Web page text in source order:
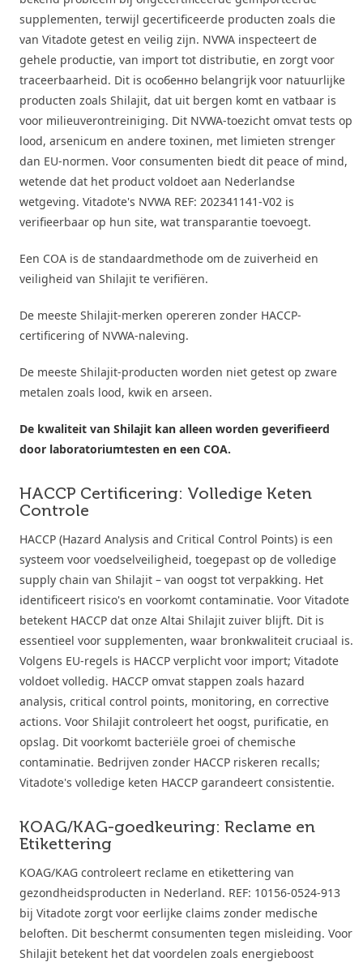
supplementen, terwijl gecertificeerde producten zoals die
van Vitadote getest en veilig zijn. NVWA inspecteert de
gehele productie, van import tot distributie, en zorgt voor
traceerbaarheid. Dit is особенно belangrijk voor natuurlijke
producten zoals Shilajit, dat uit bergen komt en vatbaar is
voor milieuverontreiniging. Dit NVWA-toezicht omvat tests op
lood, arsenicum en andere toxinen, met limieten strenger
dan EU-normen. Voor consumenten biedt dit peace of mind,
wetende dat het product voldoet aan Nederlandse
wetgeving. Vitadote's NVWA REF: 202341141-V02 is
verifieerbaar op hun site, wat transparantie toevoegt.
Een COA is de standaardmethode om de zuiverheid en
veiligheid van Shilajit te verifiëren.
De meeste Shilajit-merken opereren zonder HACCP-
certificering of NVWA-naleving.
De meeste Shilajit-producten worden niet getest op zware
metalen zoals lood, kwik en arseen.
De kwaliteit van Shilajit kan alleen worden geverifieerd
door laboratoriumtesten en een COA.
HACCP Certificering: Volledige Keten
Controle
HACCP (Hazard Analysis and Critical Control Points) is een
systeem voor voedselveiligheid, toegepast op de volledige
supply chain van Shilajit – van oogst tot verpakking. Het
identificeert risico's en voorkomt contaminatie. Voor Vitadote
betekent HACCP dat onze Altai Shilajit zuiver blijft. Dit is
essentieel voor supplementen, waar bronkwaliteit cruciaal is.
Volgens EU-regels is HACCP verplicht voor import; Vitadote
voldoet volledig. HACCP omvat stappen zoals hazard
analysis, critical control points, monitoring, en corrective
actions. Voor Shilajit controleert het oogst, purificatie, en
opslag. Dit voorkomt bacteriële groei of chemische
contaminatie. Bedrijven zonder HACCP riskeren recalls;
Vitadote's volledige keten HACCP garandeert consistentie.
KOAG/KAG-goedkeuring: Reclame en
Etikettering
KOAG/KAG controleert reclame en etikettering van
gezondheidsproducten in Nederland. REF: 10156-0524-913
bij Vitadote zorgt voor eerlijke claims zonder medische
beloften. Dit beschermt consumenten tegen misleiding. Voor
Shilajit betekent het dat voordelen zoals energieboost